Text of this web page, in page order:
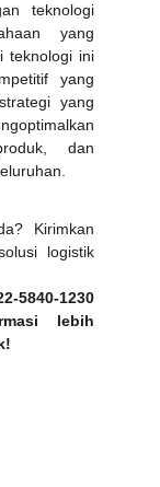
teknologi
yang
teknologi ini
yang
yang
dan
Kirimkan
logistik
5840-1230
lebih